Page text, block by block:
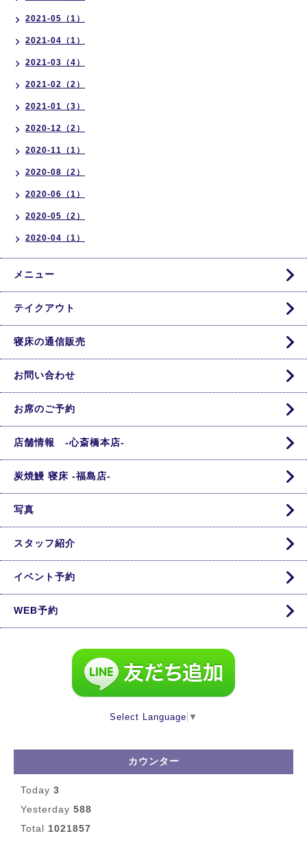
2021-05（1）
2021-04（1）
2021-03（4）
2021-02（2）
2021-01（3）
2020-12（2）
2020-11（1）
2020-08（2）
2020-06（1）
2020-05（2）
2020-04（1）
メニュー
テイクアウト
寝床の通信販売
お問い合わせ
お席のご予約
店舗情報 -心斎橋本店-
炭焼鰻 寝床 -福島店-
写真
スタッフ紹介
イベント予約
WEB予約
Select Language ▼
カウンター
Today 3
Yesterday 588
Total 1021857